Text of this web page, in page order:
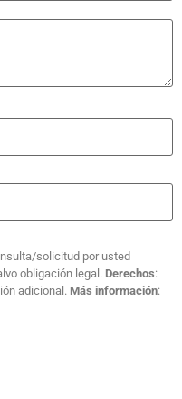
solicitud por usted
obligación legal. Derechos:
adicional. Más información: